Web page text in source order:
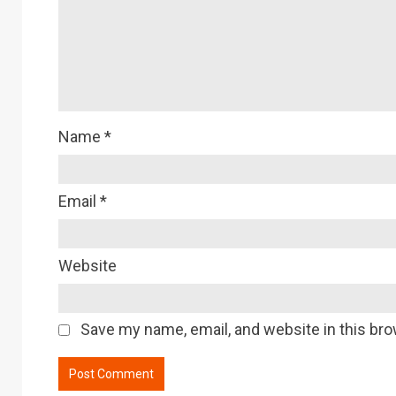
Name *
Email *
Website
Save my name, email, and website in this